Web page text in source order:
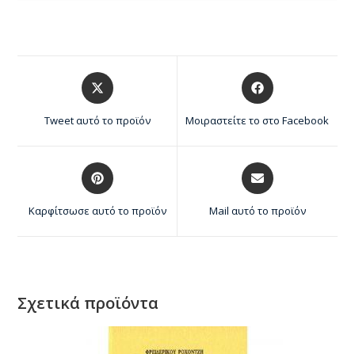
Tweet αυτό το προϊόν Μοιραστείτε το στο Facebook
Καρφίτσωσε αυτό το προϊόν Mail αυτό το προϊόν
Σχετικά προϊόντα